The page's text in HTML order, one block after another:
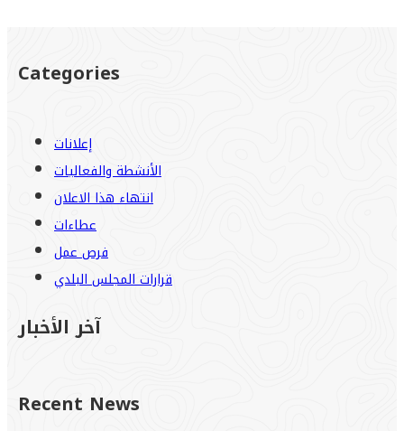
Categories
إعلانات
الأنشطة والفعاليات
انتهاء هذا الاعلان
عطاءات
فرص عمل
قرارات المجلس البلدي
آخر الأخبار
Recent News